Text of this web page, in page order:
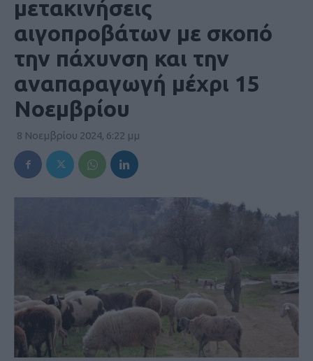
μετακινήσεις
αιγοπροβάτων με σκοπό
την πάχυνση και την
αναπαραγωγή μέχρι 15
Νοεμβρίου
8 Νοεμβρίου 2024, 6:22 μμ